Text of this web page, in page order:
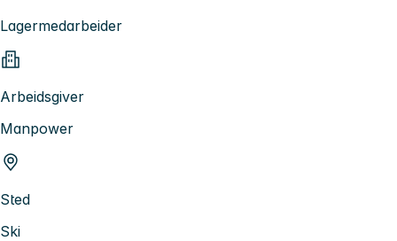
Lagermedarbeider
Arbeidsgiver
Manpower
Sted
Ski